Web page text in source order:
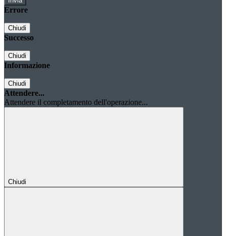
Errore
Chiudi
Successo
Chiudi
Informazione
Chiudi
Attendere...
Attendere il completamento dell'operazione...
Chiudi